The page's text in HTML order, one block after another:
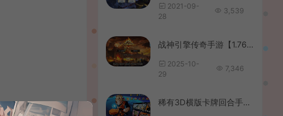
2021-09-
28
3,539
战神引擎传奇手游【1.76兄弟复古传奇[白猪3.1]】最新整理WIN系复古服务端+安卓苹果双端+GM授权后台+详细搭建教程
2025-10-
29
7,346
稀有3D横版卡牌回合手游【神龙猎手之超神大陆】最新整理商业Ubuntu手工服务端+安卓+管理后台+GM授权后台+详细搭建教程